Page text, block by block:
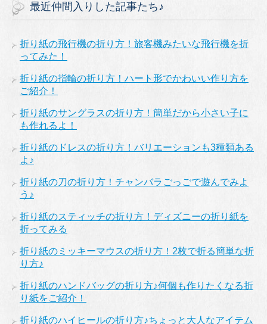
最近仲間入りした記事たち♪
折り紙の飛行機の折り方！旅客機みたいな飛行機を折
ってみた！
折り紙の指輪の折り方！ハート形でかわいい作り方を
ご紹介！
折り紙のサングラスの折り方！簡単だから小さい子に
も作れるよ！
折り紙のドレスの折り方！バリエーションも3種類ある
よ♪
折り紙の刀の折り方！チャンバラごっごで遊んでみよ
う♪
折り紙のスティッチの折り方！ディズニーの折り紙を
折ってみる
折り紙のミッキーマウスの折り方！2枚で折る簡単な折
り方♪
折り紙のハンドバッグの折り方♪何個も作りたくなる折
り紙をご紹介！
折り紙のハイヒールの折り方♪ちょっと大人なアイテム